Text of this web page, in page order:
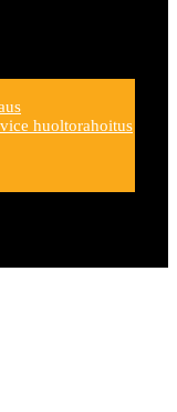
huoltorahoitus